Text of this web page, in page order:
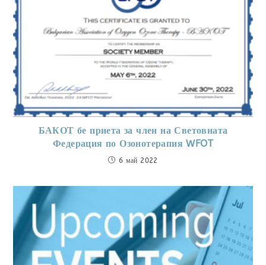
БАКОТ бе приета за член на Световната
Федерация по Озонотерапия WFOT
6 май 2022